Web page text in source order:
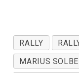
RALLY
MARIUS